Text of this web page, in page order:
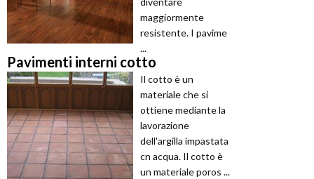
maggiormente
resistente. I pavime
...
Pavimenti interni cotto
Il cotto è un
materiale che si
ottiene mediante la
lavorazione
dell'argilla impastata
cn acqua. Il cotto è
un materiale poros ...